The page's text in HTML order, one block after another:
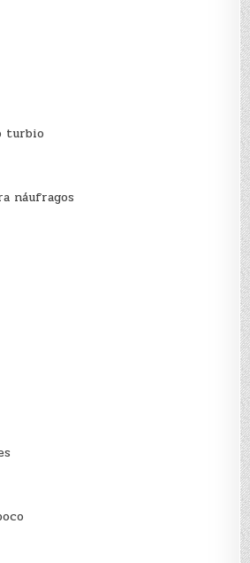
turbio
náufragos